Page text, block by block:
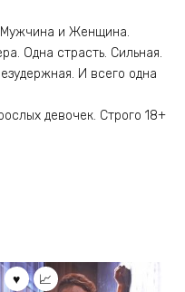
и Женщина.
Одна страсть. Сильная.
И всего одна
девочек. Строго 18+